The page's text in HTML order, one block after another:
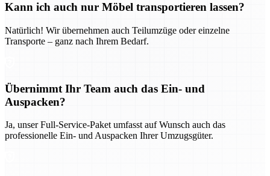
Kann ich auch nur Möbel transportieren lassen?
Natürlich! Wir übernehmen auch Teilumzüge oder einzelne
Transporte – ganz nach Ihrem Bedarf.
Übernimmt Ihr Team auch das Ein- und
Auspacken?
Ja, unser Full-Service-Paket umfasst auf Wunsch auch das
professionelle Ein- und Auspacken Ihrer Umzugsgüter.